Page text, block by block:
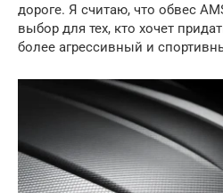
дороге. Я считаю, что обвес
выбор для тех, кто хочет
более агрессивный и